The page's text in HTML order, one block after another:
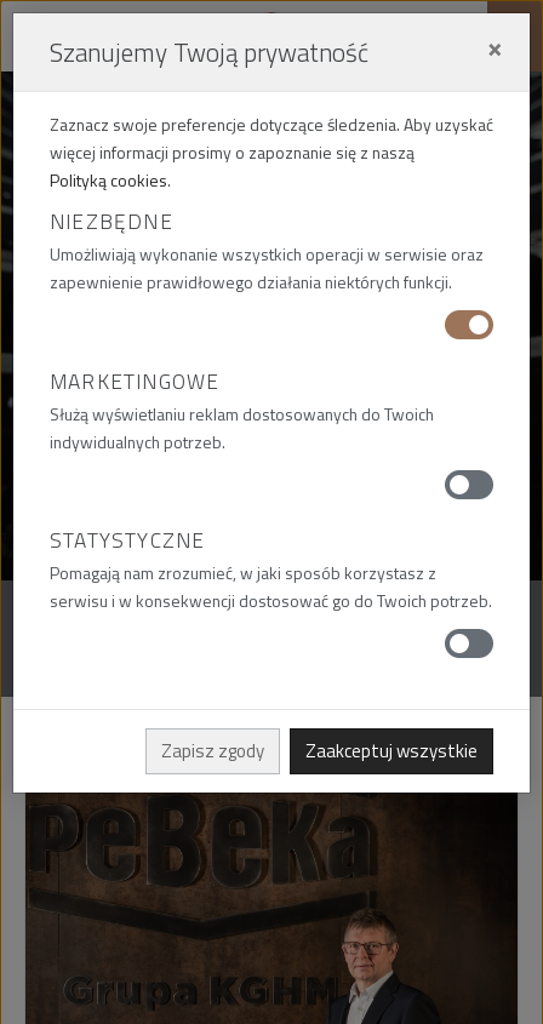
AKTUALNOŚCI
AKTUALNOŚCI
Szanujemy Twoją prywatność ×
Zaznacz swoje preferencje dotyczące śledzenia. Aby uzyskać
więcej informacji prosimy o zapoznanie się z naszą
Polityką cookies.
NIEZBĘDNE
Umożliwiają wykonanie wszystkich operacji w serwisie oraz
zapewnienie prawidłowego działania niektórych funkcji.
MARKETINGOWE
Służą wyświetlaniu reklam dostosowanych do Twoich
indywidualnych potrzeb.
STATYSTYCZNE
Pomagają nam zrozumieć, w jaki sposób korzystasz z
serwisu i w konsekwencji dostosować go do Twoich potrzeb.
Zapisz zgody Zaakceptuj wszystkie